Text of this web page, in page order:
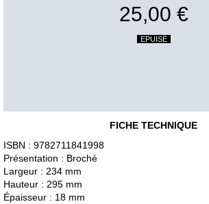
25,00 €
EPUISÉ
FICHE TECHNIQUE
ISBN : 9782711841998
Présentation : Broché
Largeur : 234 mm
Hauteur : 295 mm
Épaisseur : 18 mm